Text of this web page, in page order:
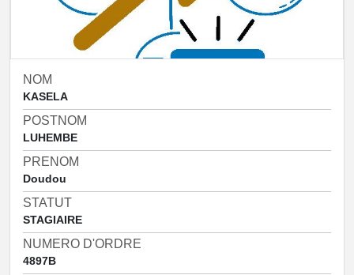
NOM
KASELA
POSTNOM
LUHEMBE
PRENOM
Doudou
STATUT
STAGIAIRE
NUMERO D'ORDRE
4897B